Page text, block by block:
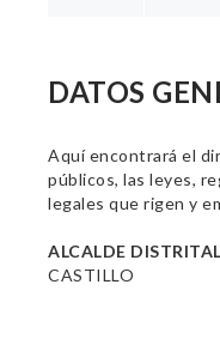
DATOS
Aquí encontrará el
públicos, las leyes,
legales que rigen y
ALCALDE
CASTILLO